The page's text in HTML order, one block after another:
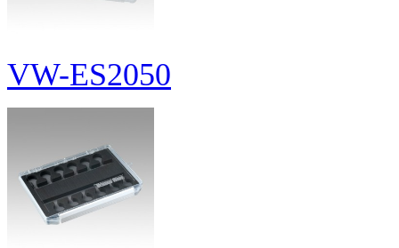
VW-ES2050